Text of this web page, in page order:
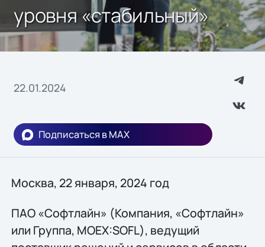
уровня «стабильный»
22.01.2024
Подписаться в MAX
Москва, 22 января, 2024 год
ПАО «Софтлайн» (Компания, «Софтлайн»
или Группа, MOEX:SOFL), ведущий